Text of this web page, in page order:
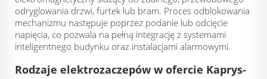
odryglowania drzwi, furtek lub bram. Proces odblokowania
mechanizmu następuje poprzez podanie lub odcięcie
napięcia, co pozwala na pełną integrację z systemami
inteligentnego budynku oraz instalacjami alarmowymi.
Rodzaje elektrozaczepów w ofercie Kaprys-